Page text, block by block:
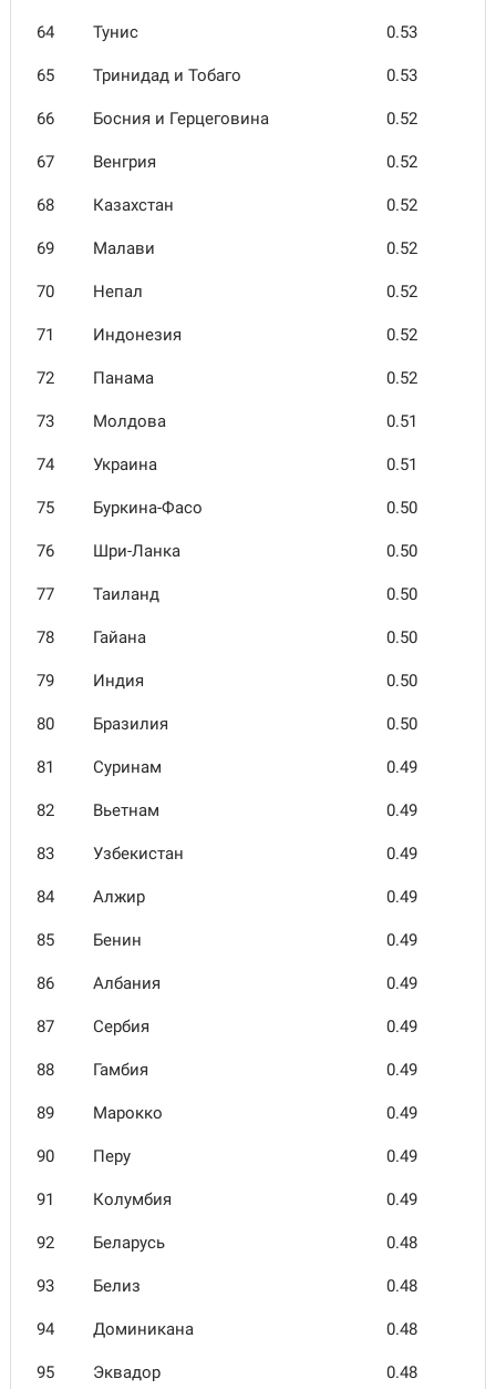
64 Тунис 0.53
65 Трини­дад и Тобаго 0.53
66 Босния и Герцего­вина 0.52
67 Венгрия 0.52
68 Казах­стан 0.52
69 Малави 0.52
70 Непал 0.52
71 Индо­незия 0.52
72 Панама 0.52
73 Молдова 0.51
74 Украина 0.51
75 Буркина-Фасо 0.50
76 Шри-Ланка 0.50
77 Таиланд 0.50
78 Гайана 0.50
79 Индия 0.50
80 Брази­лия 0.50
81 Суринам 0.49
82 Вьетнам 0.49
83 Узбеки­стан 0.49
84 Алжир 0.49
85 Бенин 0.49
86 Албания 0.49
87 Сербия 0.49
88 Гамбия 0.49
89 Марокко 0.49
90 Перу 0.49
91 Колумбия 0.49
92 Беларусь 0.48
93 Белиз 0.48
94 Домини­кана 0.48
95 Эквадор 0.48